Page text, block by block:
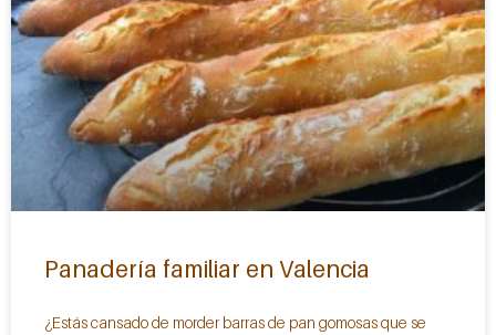
Panadería familiar en Valencia
¿Estás cansado de morder barras de pan gomosas que se